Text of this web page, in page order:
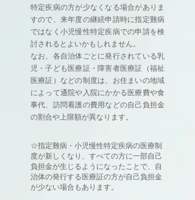
特定疾病の方が少なくなる場合がありま
すので、来年度の継続申請時に指定難病
ではなく小児慢性特定疾病での申請を検
討されるとよいかもしれません。
なお、各自治体ごとに発行されている乳
児・子ども医療証・障害者医療証（福祉
医療証）などの制度は、お住まいの地域
によって通院や入院にかかる医療費や食
事代、訪問看護の費用などの自己負担金
の割合や上限額が異なります。
☆指定難病・小児慢性特定疾病の医療制
度が新しくなり、すべての方に一部自己
負担金が生じるようになったことで、自
治体の発行する医療証の方が自己負担金
が少ない場合もあります。